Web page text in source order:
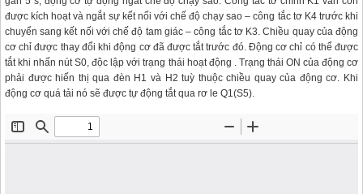
được kích hoạt và ngắt sự kết nối với chế độ chạy sao – công tắc tơ K4 trước khi
chuyển sang kết nối với chế độ tam giác – công tắc tơ K3. Chiều quay của động
cơ chỉ được thay đổi khi động cơ đã được tắt trước đó. Động cơ chỉ có thể được
tắt khi nhấn nút S0, độc lập với trạng thái hoạt động . Trạng thái ON của động cơ
phải được hiển thị qua đèn H1 và H2 tuỳ thuộc chiều quay của động cơ. Khi
động cơ quá tải nó sẽ được tự động tắt qua rơ le Q1(S5).